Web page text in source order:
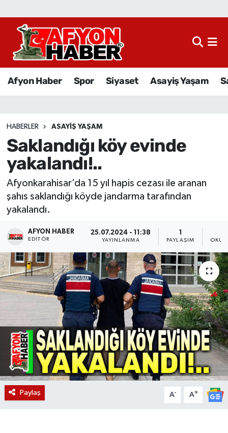
Afyon Haber Spor Siyaset Asayiş Yaşam
HABERLER ASAYIŞ YAŞAM
Saklandığı köy evinde
yakalandı!..
Afyonkarahisar’da 15 yıl hapis cezası ile aranan
şahıs saklandığı köyde jandarma tarafından
yakalandı.
AFYON HABER
EDITÖR
25.07.2024 - 11:38
YAYINLANMA PAYLAŞIM
Paylaş A- A+
Afyon Haber
Sağlık
Eğitim
Sivil Toplum
Etkinlikler